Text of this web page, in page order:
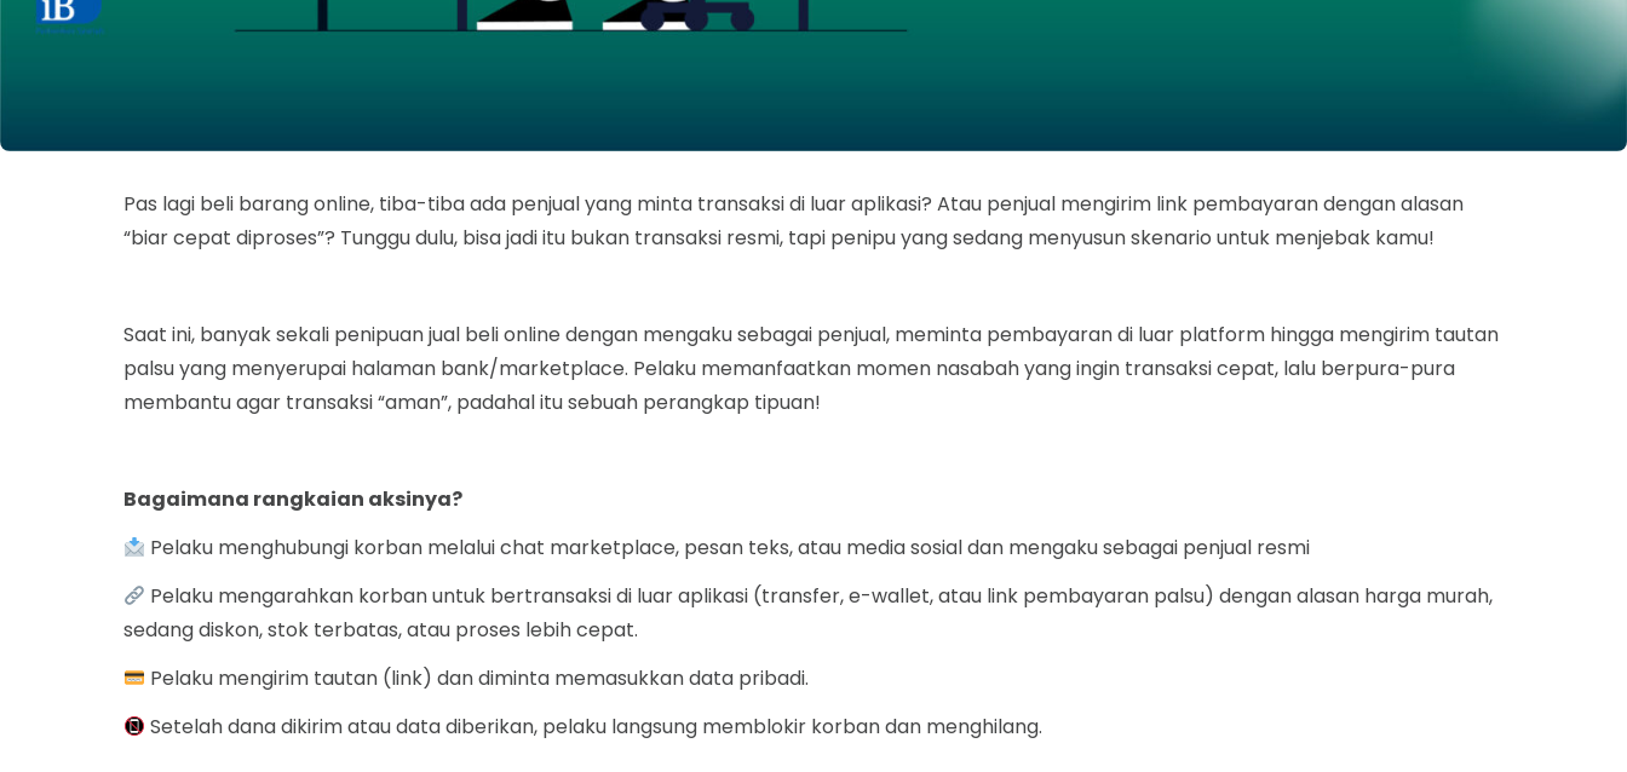
Pas lagi beli barang online, tiba-tiba ada penjual yang minta transaksi di luar aplikasi? Atau penjual mengirim link pembayaran dengan alasan
“biar cepat diproses”? Tunggu dulu, bisa jadi itu bukan transaksi resmi, tapi penipu yang sedang menyusun skenario untuk menjebak kamu!
Saat ini, banyak sekali penipuan jual beli online dengan mengaku sebagai penjual, meminta pembayaran di luar platform hingga mengirim tautan
palsu yang menyerupai halaman bank/marketplace. Pelaku memanfaatkan momen nasabah yang ingin transaksi cepat, lalu berpura-pura
membantu agar transaksi “aman”, padahal itu sebuah perangkap tipuan!
Bagaimana rangkaian aksinya?
Pelaku menghubungi korban melalui chat marketplace, pesan teks, atau media sosial dan mengaku sebagai penjual resmi
Pelaku mengarahkan korban untuk bertransaksi di luar aplikasi (transfer, e-wallet, atau link pembayaran palsu) dengan alasan harga murah,
sedang diskon, stok terbatas, atau proses lebih cepat.
Pelaku mengirim tautan (link) dan diminta memasukkan data pribadi.
Setelah dana dikirim atau data diberikan, pelaku langsung memblokir korban dan menghilang.